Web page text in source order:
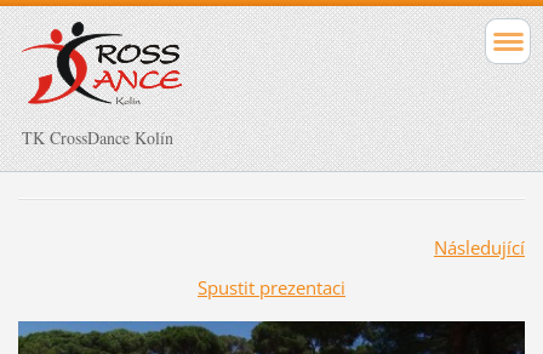
TK CrossDance Kolín
Následující
Spustit prezentaci